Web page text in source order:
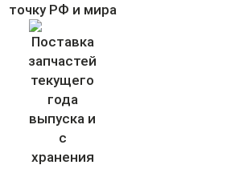
точку РФ и мира